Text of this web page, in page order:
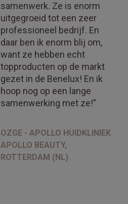
samenwerk. Ze is enorm
uitgegroeid tot een zeer
professioneel bedrijf. En
daar ben ik enorm blij om,
want ze hebben echt
topproducten op de markt
gezet in de Benelux! En ik
hoop nog op een lange
samenwerking met ze!"
OZGE - APOLLO HUIDKLINIEK
APOLLO BEAUTY,
ROTTERDAM (NL)